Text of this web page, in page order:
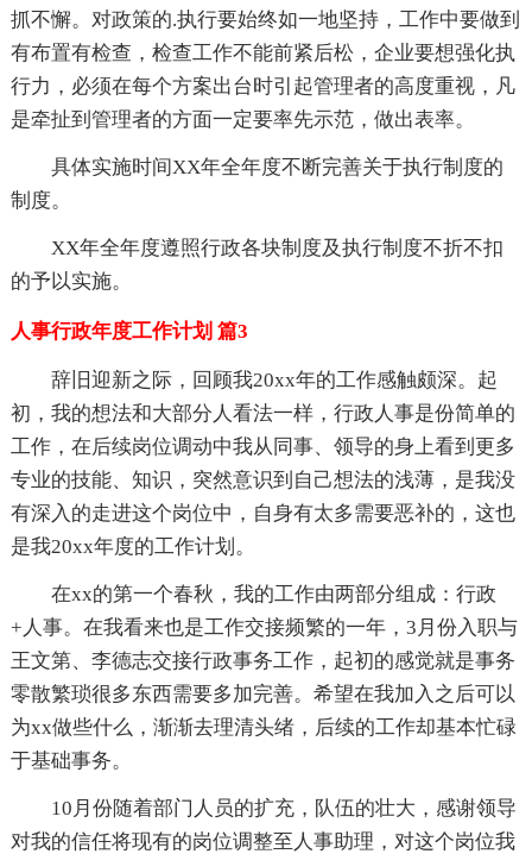
抓不懈。对政策的.执行要始终如一地坚持，工作中要做到
有布置有检查，检查工作不能前紧后松，企业要想强化执
行力，必须在每个方案出台时引起管理者的高度重视，凡
是牵扯到管理者的方面一定要率先示范，做出表率。
具体实施时间XX年全年度不断完善关于执行制度的
制度。
XX年全年度遵照行政各块制度及执行制度不折不扣
的予以实施。
人事行政年度工作计划 篇3
辞旧迎新之际，回顾我20xx年的工作感触颇深。起
初，我的想法和大部分人看法一样，行政人事是份简单的
工作，在后续岗位调动中我从同事、领导的身上看到更多
专业的技能、知识，突然意识到自己想法的浅薄，是我没
有深入的走进这个岗位中，自身有太多需要恶补的，这也
是我20xx年度的工作计划。
在xx的第一个春秋，我的工作由两部分组成：行政
+人事。在我看来也是工作交接频繁的一年，3月份入职与
王文第、李德志交接行政事务工作，起初的感觉就是事务
零散繁琐很多东西需要多加完善。希望在我加入之后可以
为xx做些什么，渐渐去理清头绪，后续的工作却基本忙碌
于基础事务。
10月份随着部门人员的扩充，队伍的壮大，感谢领导
对我的信任将现有的岗位调整至人事助理，对这个岗位我